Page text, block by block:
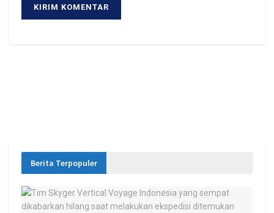
Berita Terpopuler